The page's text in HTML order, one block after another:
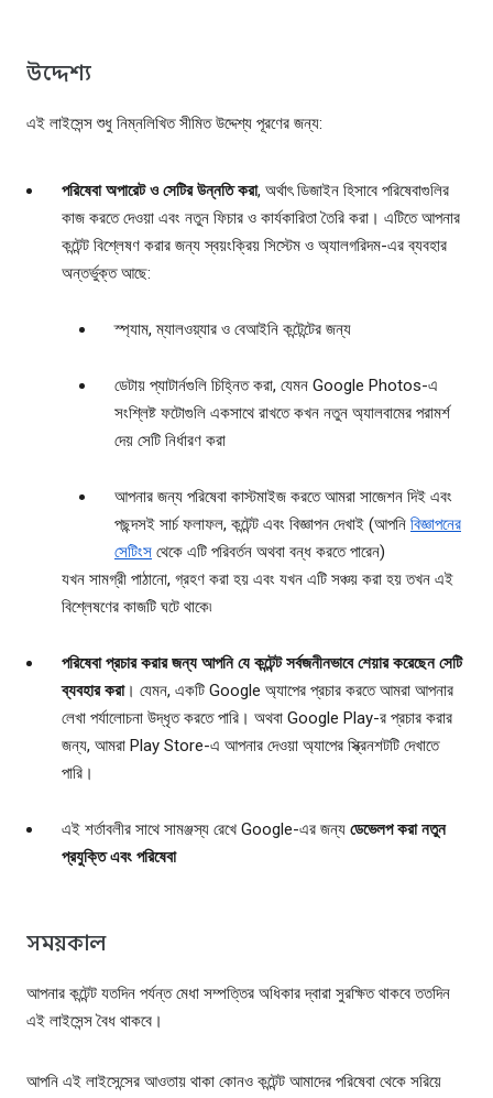
উদ্দেশ্য
এই লাইসেন্স শুধু নিম্নলিখিত সীমিত উদ্দেশ্য পূরণের জন্য:
পরিষেবা অপারেট ও সেটির উন্নতি করা, অর্থাৎ ডিজাইন হিসাবে পরিষেবাগুলির
কাজ করতে দেওয়া এবং নতুন ফিচার ও কার্যকারিতা তৈরি করা। এটিতে আপনার
কন্টেন্ট বিশ্লেষণ করার জন্য স্বয়ংক্রিয় সিস্টেম ও অ্যালগরিদম-এর ব্যবহার
অন্তর্ভুক্ত আছে:
স্প্যাম, ম্যালওয়্যার ও বেআইনি কন্টেন্টের জন্য
ডেটায় প্যাটার্নগুলি চিহ্নিত করা, যেমন Google Photos-এ
সংশ্লিষ্ট ফটোগুলি একসাথে রাখতে কখন নতুন অ্যালবামের পরামর্শ
দেয় সেটি নির্ধারণ করা
আপনার জন্য পরিষেবা কাস্টমাইজ করতে আমরা সাজেশন দিই এবং
পছন্দসই সার্চ ফলাফল, কন্টেন্ট এবং বিজ্ঞাপন দেখাই (আপনি বিজ্ঞাপনের
সেটিংস থেকে এটি পরিবর্তন অথবা বন্ধ করতে পারেন)
যখন সামগ্রী পাঠানো, গ্রহণ করা হয় এবং যখন এটি সঞ্চয় করা হয় তখন এই
বিশ্লেষণের কাজটি ঘটে থাকে৷
পরিষেবা প্রচার করার জন্য আপনি যে কন্টেন্ট সর্বজনীনভাবে শেয়ার করেছেন সেটি
ব্যবহার করা। যেমন, একটি Google অ্যাপের প্রচার করতে আমরা আপনার
লেখা পর্যালোচনা উদ্ধৃত করতে পারি। অথবা Google Play-র প্রচার করার
জন্য, আমরা Play Store-এ আপনার দেওয়া অ্যাপের স্ক্রিনশটটি দেখাতে
পারি।
এই শর্তাবলীর সাথে সামঞ্জস্য রেখে Google-এর জন্য ডেভেলপ করা নতুন
প্রযুক্তি এবং পরিষেবা
সময়কাল
আপনার কন্টেন্ট যতদিন পর্যন্ত মেধা সম্পত্তির অধিকার দ্বারা সুরক্ষিত থাকবে ততদিন
এই লাইসেন্স বৈধ থাকবে।
আপনি এই লাইসেন্সের আওতায় থাকা কোনও কন্টেন্ট আমাদের পরিষেবা থেকে সরিয়ে